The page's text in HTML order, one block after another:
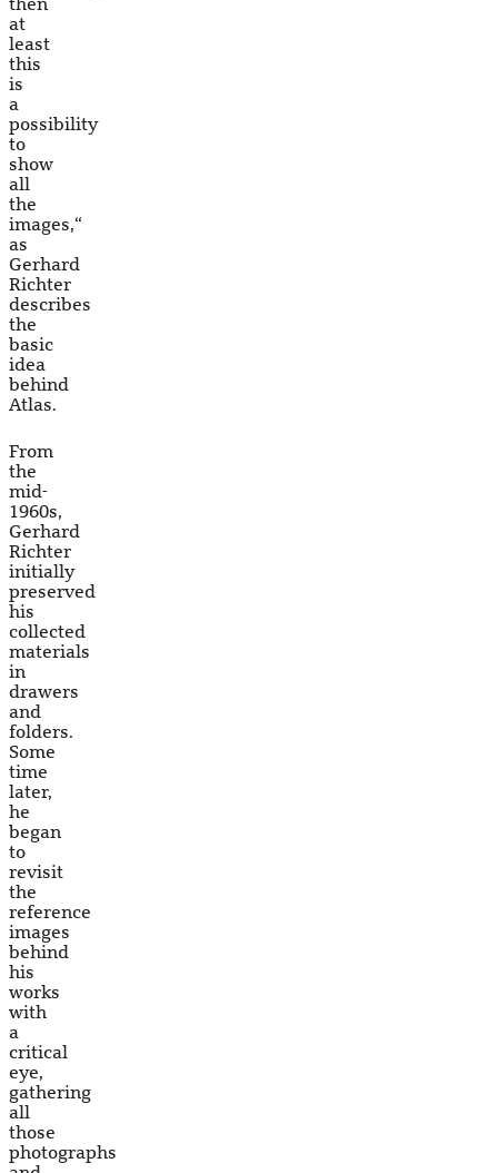
then
at
least
this
is
a
possibility
to
show
all
the
images,“
as
Gerhard
Richter
describes
the
basic
idea
behind
Atlas.
From
the
mid-
1960s,
Gerhard
Richter
initially
preserved
his
collected
materials
in
drawers
and
folders.
Some
time
later,
he
began
to
revisit
the
reference
images
behind
his
works
with
a
critical
eye,
gathering
all
those
photographs